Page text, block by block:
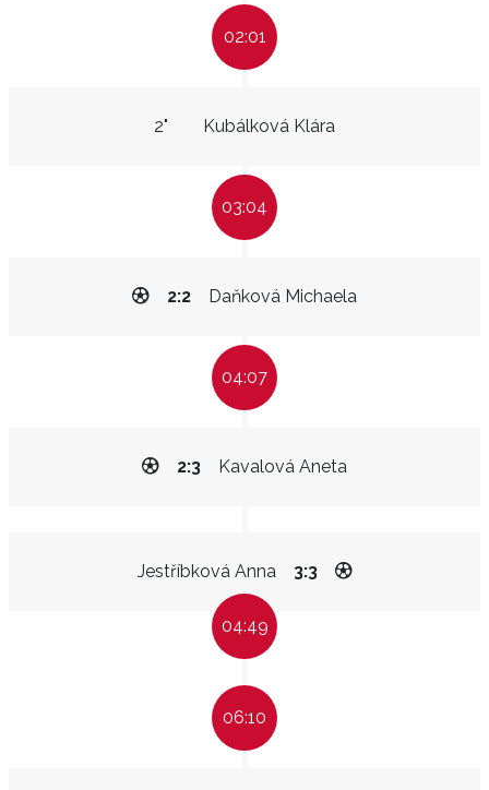
02:01
Kubálková Klára
2"
03:04
Daňková Michaela
2:2
04:07
Kavalová Aneta
2:3
Jestříbková Anna 3:3
04:49
06:10